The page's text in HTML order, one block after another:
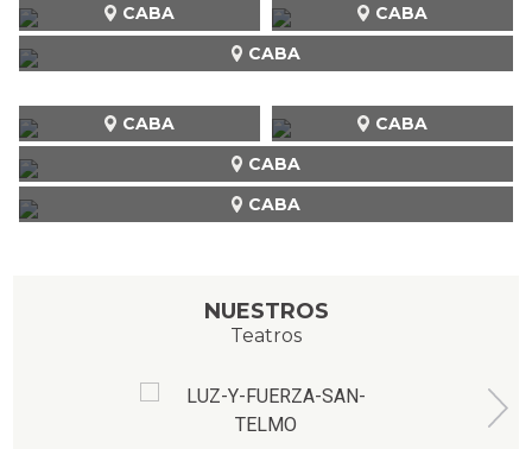
CABA
CABA CABA
CABA
CABA CABA
CABA
NUESTROS
Teatros